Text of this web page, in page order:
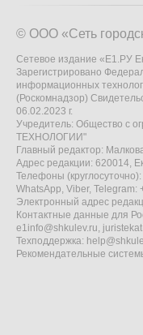
© ООО «Сеть
Сетевое издание «Е1.РУ
Зарегистрировано
информационных
(Роскомнадзор)
06.02.2023 г.
Учредитель: Общество с
ТЕХНОЛОГИИ"
Главный редактор:
Адрес редакции: 620014,
Телефоны
WhatsApp, Viber, Telegram:
Электронный адрес
Контактные данные для
e1info@shkulev.ru,
Техподдержка:
Рекомендательные